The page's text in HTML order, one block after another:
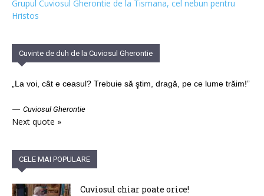
Grupul Cuviosul Gherontie de la Tismana, cel nebun pentru
Hristos
Cuvinte de duh de la Cuviosul Gherontie
„La voi, cât e ceasul? Trebuie să ştim, dragă, pe ce lume trăim!”
— Cuviosul Gherontie
Next quote »
CELE MAI POPULARE
Cuviosul chiar poate orice!